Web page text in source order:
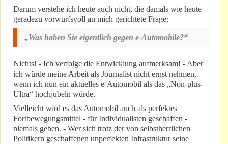
Darum verstehe ich heute auch nicht, die damals wie heute
geradezu vorwurfsvoll an mich gerichtete Frage:
„Was haben Sie eigentlich gegen e-Automobile?“
Nichts! - Ich verfolge die Entwicklung aufmerksam! - Aber
ich würde meine Arbeit als Journalist nicht ernst nehmen,
wenn ich nun ein aktuelles e-Automobil als das „Non-plus-
Ultra“ hochjubeln würde.
Vielleicht wird es das Automobil auch als perfektes
Fortbewegungsmittel - für Individualisten geschaffen -
niemals geben. - Wer sich trotz der von selbstherrlichen
Politikern geschaffenen unperfekten Infrastruktur seine